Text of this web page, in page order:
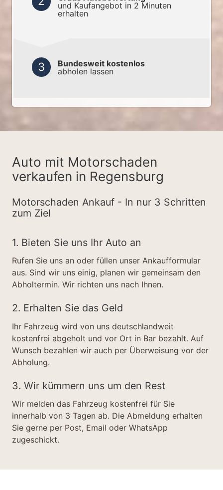
und Kaufangebot in 2 Minuten
erhalten
Bundesweit kostenlos
abholen lassen
Auto mit Motorschaden
verkaufen in Regensburg
Motorschaden Ankauf - In nur 3 Schritten
zum Ziel
1. Bieten Sie uns Ihr Auto an
Rufen Sie uns an oder füllen unser Ankaufformular
aus. Sind wir uns einig, planen wir gemeinsam den
Abholtermin. Wir richten uns nach Ihnen.
2. Erhalten Sie das Geld
Ihr Fahrzeug wird von uns deutschlandweit
kostenfrei abgeholt und vor Ort in Bar bezahlt. Auf
Wunsch bezahlen wir auch per Überweisung vor der
Abholung.
3. Wir kümmern uns um den Rest
Wir melden das Fahrzeug kostenfrei für Sie
innerhalb von 3 Tagen ab. Die Abmeldung erhalten
Sie gerne per Post, Email oder WhatsApp
zugeschickt.